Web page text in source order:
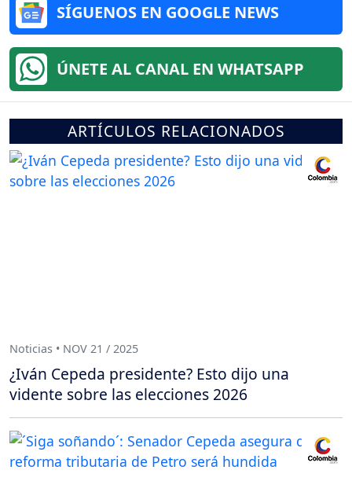
SÍGUENOS EN GOOGLE NEWS
ÚNETE AL CANAL EN WHATSAPP
ARTÍCULOS RELACIONADOS
Noticias • NOV 21 / 2025
¿Iván Cepeda presidente? Esto dijo una
vidente sobre las elecciones 2026